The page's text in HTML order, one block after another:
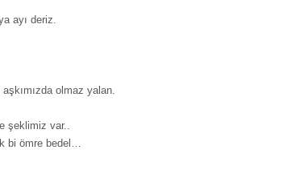
ayı deriz.
olmaz yalan.
şeklimiz var..
bi ömre bedel…